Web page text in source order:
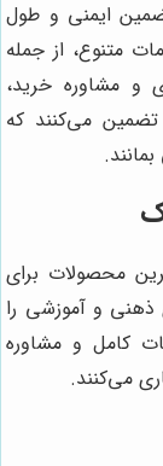
ایمنی و طول
متنوع، از جمله
و مشاوره خرید،
تضمین می‌کنند که
محصولات برای
ذهنی و آموزشی را
کامل و مشاوره
می‌کنند.